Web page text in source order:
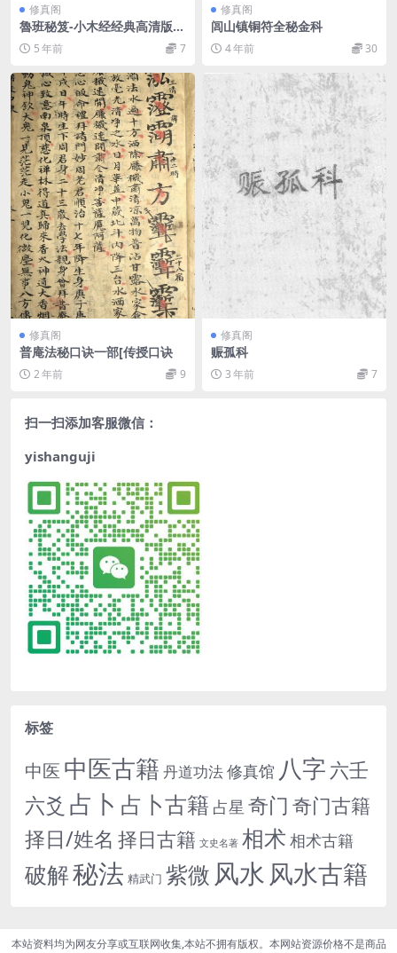
修真阁
魯班秘笈-小木经经典高清版1
68页-无水印 .pdf
5 年前 7
修真阁
闾山镇铜符全秘金科
4 年前 30
修真阁
普庵法秘口诀一部[传授口诀
2 年前 9
修真阁
赈孤科
3 年前 7
扫一扫添加客服微信：
yishanguji
标签
中医 中医古籍 丹道功法修真馆 八字 六壬
六爻 占卜 占卜古籍 占星 奇门 奇门古籍
择日/姓名 择日古籍 文史名著 相术 相术古籍
破解秘法 精武门 紫微 风水 风水古籍
本站资料均为网友分享或互联网收集,本站不拥有版权。本网站资源价格不是商品